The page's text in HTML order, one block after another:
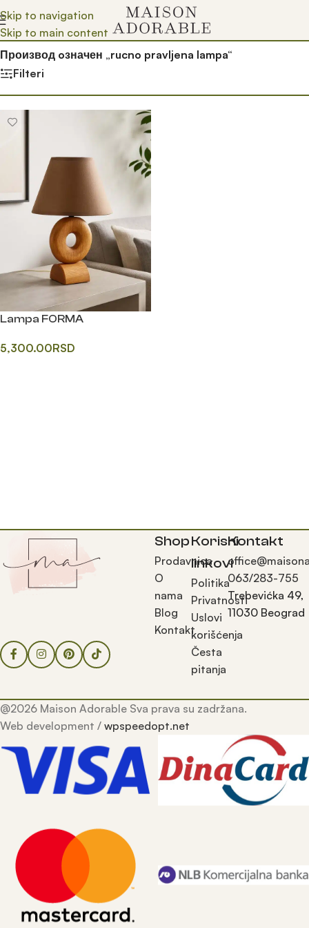
Skip to navigation
Skip to main content
Почетна/Prodavnica/
Производ oзначен „rucno pravljena lampa“
Filteri
Lampa FORMA
5,300.00RSD
Shop
Prodavnica
O
nama
Blog
Kontakt
Korisni
linkovi
Politika
Privatnosti
Uslovi
korišćenja
Česta
pitanja
Kontakt
063/283-755
Trebevićka 49,
11030 Beograd
@2026 Maison Adorable Sva prava su zadržana.
Web development / wpspeedopt.net